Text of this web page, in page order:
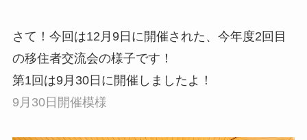
さて！今回は12月9日に開催された、今年度2回目
の移住者交流会の様子です！
第1回は9月30日に開催しましたよ！
9月30日開催模様